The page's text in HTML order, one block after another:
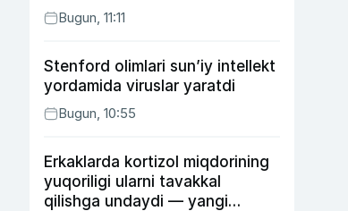
Bugun, 11:11
Stenford olimlari sun’iy intellekt
yordamida viruslar yaratdi
Bugun, 10:55
Erkaklarda kortizol miqdorining
yuqoriligi ularni tavakkal
qilishga undaydi — yangi